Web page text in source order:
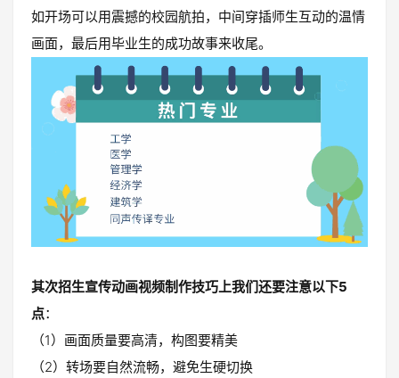
如开场可以用震撼的校园航拍，中间穿插师生互动的温情
画面，最后用毕业生的成功故事来收尾。
其次招生宣传动画视频制作技巧上我们还要注意以下5
点：
（1）画面质量要高清，构图要精美
（2）转场要自然流畅，避免生硬切换